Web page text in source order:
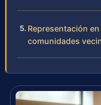
Representación
comunidades